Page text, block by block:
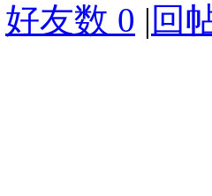
好友数 0 | 回